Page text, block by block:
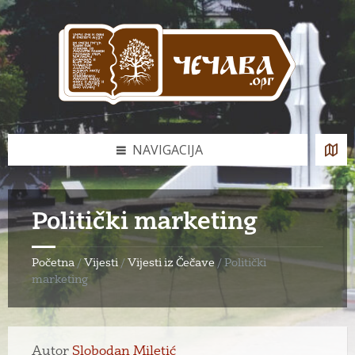
Skip
to
content
Skip
to
left
sidebar
Skip
to
footer
NAVIGACIJA
Politički marketing
Početna / Vijesti / Vijesti iz Čečave / Politički
marketing
Autor Slobodan Miletić